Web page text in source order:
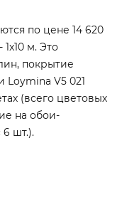
по цене 14 620
м. Это
покрытие
V5 021
(всего цветовых
на обои-
шт.).